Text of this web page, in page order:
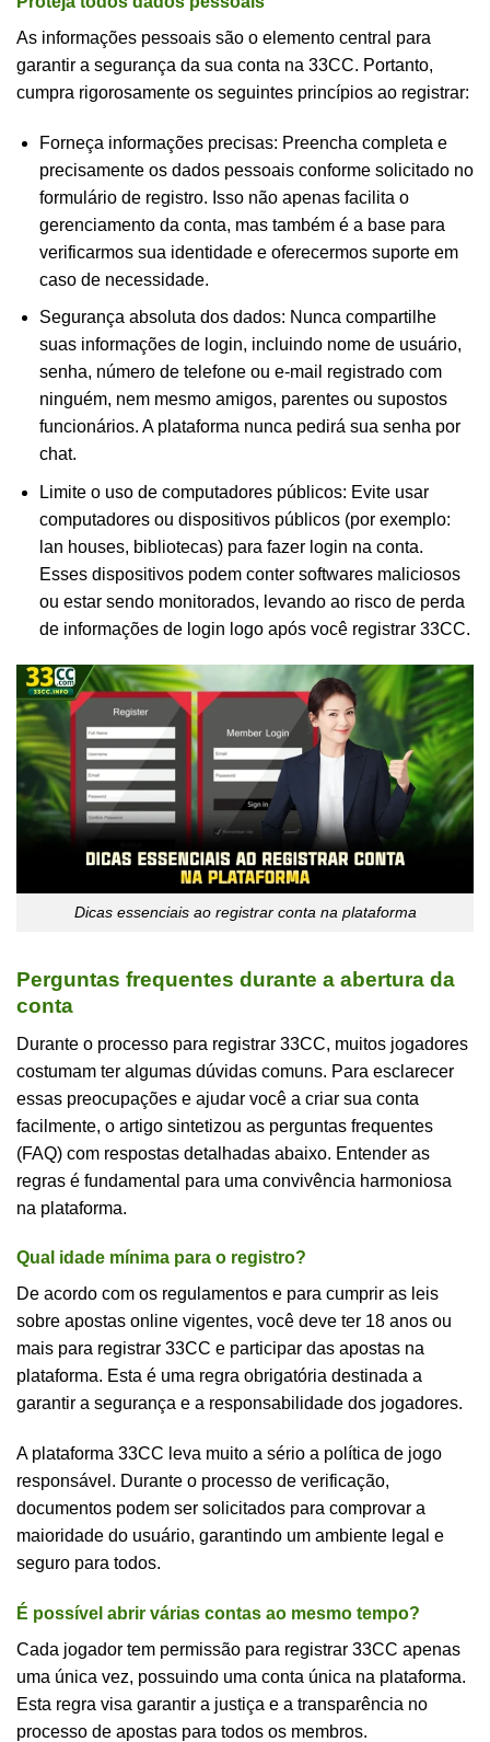
As informações pessoais são o elemento central para
garantir a segurança da sua conta na 33CC. Portanto,
cumpra rigorosamente os seguintes princípios ao registrar:
Forneça informações precisas: Preencha completa e
precisamente os dados pessoais conforme solicitado no
formulário de registro. Isso não apenas facilita o
gerenciamento da conta, mas também é a base para
verificarmos sua identidade e oferecermos suporte em
caso de necessidade.
Segurança absoluta dos dados: Nunca compartilhe
suas informações de login, incluindo nome de usuário,
senha, número de telefone ou e-mail registrado com
ninguém, nem mesmo amigos, parentes ou supostos
funcionários. A plataforma nunca pedirá sua senha por
chat.
Limite o uso de computadores públicos: Evite usar
computadores ou dispositivos públicos (por exemplo:
lan houses, bibliotecas) para fazer login na conta.
Esses dispositivos podem conter softwares maliciosos
ou estar sendo monitorados, levando ao risco de perda
de informações de login logo após você registrar 33CC.
Dicas essenciais ao registrar conta na plataforma
Perguntas frequentes durante a abertura da
conta
Durante o processo para registrar 33CC, muitos jogadores
costumam ter algumas dúvidas comuns. Para esclarecer
essas preocupações e ajudar você a criar sua conta
facilmente, o artigo sintetizou as perguntas frequentes
(FAQ) com respostas detalhadas abaixo. Entender as
regras é fundamental para uma convivência harmoniosa
na plataforma.
Qual idade mínima para o registro?
De acordo com os regulamentos e para cumprir as leis
sobre apostas online vigentes, você deve ter 18 anos ou
mais para registrar 33CC e participar das apostas na
plataforma. Esta é uma regra obrigatória destinada a
garantir a segurança e a responsabilidade dos jogadores.
A plataforma 33CC leva muito a sério a política de jogo
responsável. Durante o processo de verificação,
documentos podem ser solicitados para comprovar a
maioridade do usuário, garantindo um ambiente legal e
seguro para todos.
É possível abrir várias contas ao mesmo tempo?
Cada jogador tem permissão para registrar 33CC apenas
uma única vez, possuindo uma conta única na plataforma.
Esta regra visa garantir a justiça e a transparência no
processo de apostas para todos os membros.